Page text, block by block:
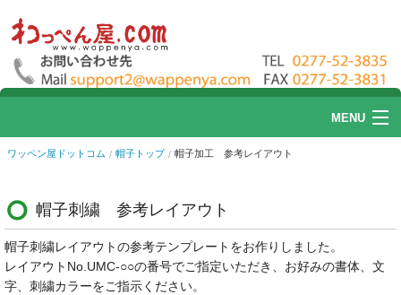
MENU
ワッペン
刺繍加工
リストバンド刺繍
帽子刺繍
ワッペン屋ドットコム 帽子トップ 帽子加工 参考レイアウト
帽子刺繍 参考レイアウト
帽子刺繍レイアウトの参考テンプレートをお作りしました。
レイアウトNo.UMC-○○の番号でご指定いただき、お好みの書体、文
字、刺繍カラーをご指示ください。